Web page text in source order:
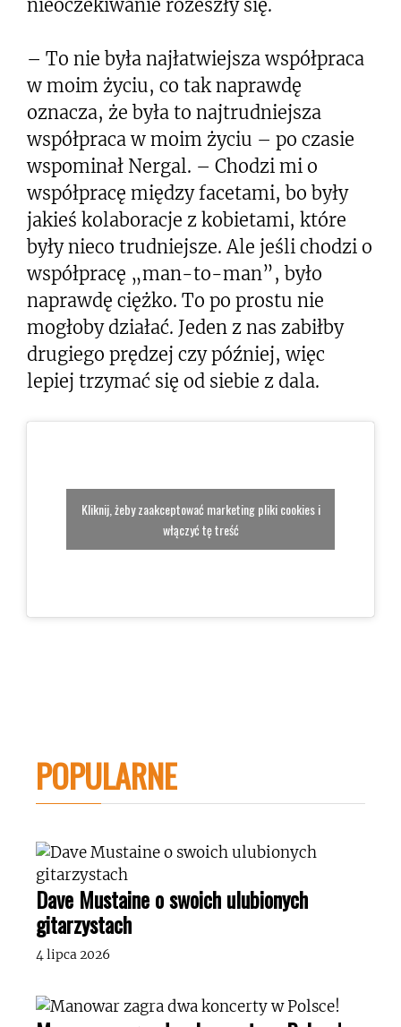
nieoczekiwanie rozeszły się.
– To nie była najłatwiejsza współpraca
w moim życiu, co tak naprawdę
oznacza, że była to najtrudniejsza
współpraca w moim życiu – po czasie
wspominał Nergal. – Chodzi mi o
współpracę między facetami, bo były
jakieś kolaboracje z kobietami, które
były nieco trudniejsze. Ale jeśli chodzi o
współpracę „man-to-man”, było
naprawdę ciężko. To po prostu nie
mogłoby działać. Jeden z nas zabiłby
drugiego prędzej czy później, więc
lepiej trzymać się od siebie z dala.
Kliknij, żeby zaakceptować marketing pliki cookies i
włączyć tę treść
POPULARNE
Dave Mustaine o swoich ulubionych
gitarzystach
4 lipca 2026